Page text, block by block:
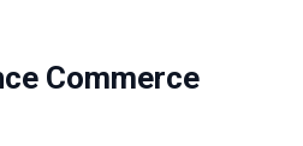
Commerce